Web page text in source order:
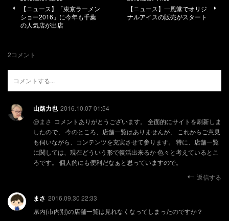
【ニュース】「東京ラーメン
ショー2016」に今年も千葉
の人気店が出店
【ニュース】一風堂でオリジ
ナルアイスの販売がスタート
2コメント
山路力也 2016.10.07 01:54
@まさ コメントありがとうございます。 全面的にサイトを刷新しま
したので、 今のところ、店舗一覧はありませんが、 これからご意見
も伺いながら、コンテンツを充実させて参ります。 特に、店舗一覧
に関しては、現在どういう形で復活出来るか 色々と考えているとこ
ろです。 個人的にも便利だなぁと思っていますので。
返信する
まさ 2016.09.30 22:33
県内(市内別)の店舗一覧は見れなくなってしまったのですか？